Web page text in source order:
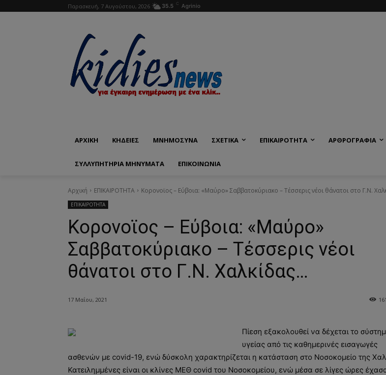
Παρασκευή, 7 Αυγούστου, 2026 35.5 C Agrinio
ΑΡΧΙΚΗ ΚΗΔΕΙΕΣ ΜΝΗΜΟΣΥΝΑ ΣΧΕΤΙΚΑ ΕΠΙΚΑΙΡΟΤΗΤΑ ΑΡΘΡΟΓΡΑΦΙΑ
ΣΥΛΛΥΠΗΤΗΡΙΑ ΜΗΝΥΜΑΤΑ ΕΠΙΚΟΙΝΩΝΊΑ
Αρχική ΕΠΙΚΑΙΡΟΤΗΤΑ Κορονοϊος – Εύβοια: «Μαύρο» Σαββατοκύριακο – Τέσσερις νέοι θάνατοι στο Γ.Ν.
ΕΠΙΚΑΙΡΟΤΗΤΑ
Κορονοϊος – Εύβοια: «Μαύρο»
Σαββατοκύριακο – Τέσσερις νέοι
θάνατοι στο Γ.Ν. Χαλκίδας…
17 Μαΐου, 2021 161
Πίεση εξακολουθεί να δέχεται το
υγείας από τις καθημερινές εισαγωγές
ασθενών με covid-19, ενώ δύσκολη χαρακτηρίζεται η κατάσταση στο Νοσοκομείο της
Κατειλημμένες είναι οι κλίνες ΜΕΘ covid του Νοσοκομείου, ενώ μέσα σε λίγες ώρες